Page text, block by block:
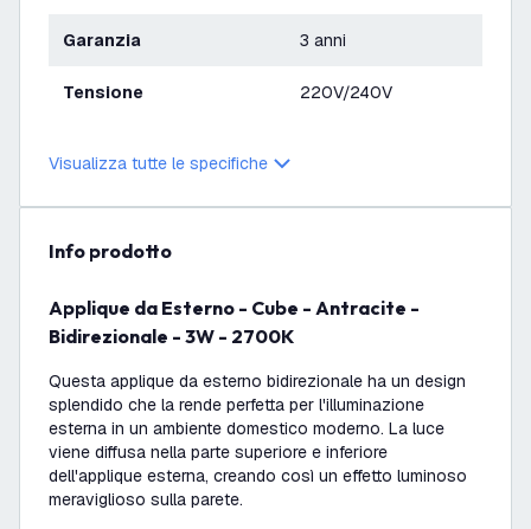
Garanzia 3 anni
Tensione 220V/240V
Visualizza tutte le specifiche
info prodotto
Applique da Esterno - Cube - Antracite -
Bidirezionale - 3W - 2700K
Questa applique da esterno bidirezionale ha un design
splendido che la rende perfetta per l'illuminazione
esterna in un ambiente domestico moderno. La luce
viene diffusa nella parte superiore e inferiore
dell'applique esterna, creando così un effetto luminoso
meraviglioso sulla parete.